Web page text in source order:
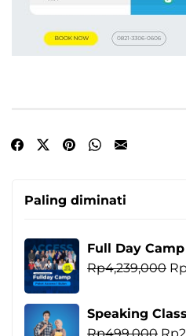
Paling diminati
Full Day Camp
Rp4,239,000 Rp
Speaking Class